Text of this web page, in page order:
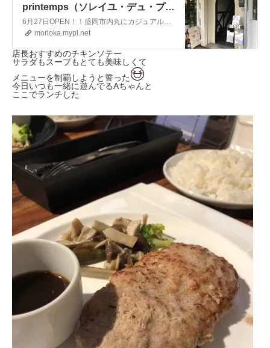
printemps（ソレイユ・デュ・プラ
ンタン） | ニューオープンのお店特
集！| まいぷれ[盛岡・滝沢・二戸・
八幡平・雫石]
morioka.mypl.net
店長おすすめのチキンソテー
サラダもスープもとても美味しくて
メニューを制覇しようと誓った
今日いつも一緒に遊んでるAちゃんと
ここでランチした